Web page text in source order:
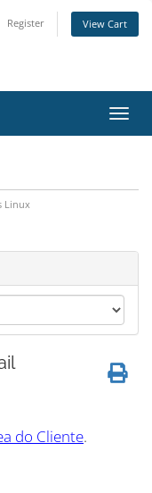
Register View Cart
Linux
do Cliente.